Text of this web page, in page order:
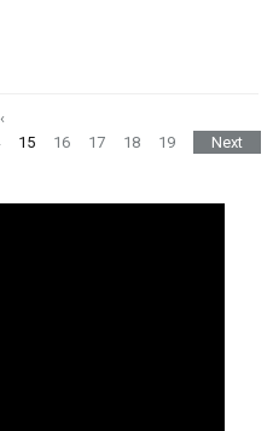
‹
15 16 17 18 19
Next